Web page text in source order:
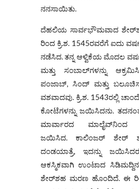
ನನಸಾಯಿತು.
ದೆಹಲಿಯ ಸಾರ್ವಭೌಮವಾದ
ರಿಂದ ಕ್ರಿ.ಶ. 1545ರವರೆಗೆ ಐದು
ನಡೆಸಿದ. ತನ್ನ ಆಳ್ವಿಕೆಯ ಮೊದಲ
ಮತ್ತು ಸಂಬಾಲ್‌ಗಳನ್ನು
ಪಂಜಾಬ್, ಸಿಂದ್ ಮತ್ತು
ವಶವಾದವು. ಕ್ರಿ.ಶ. 1543ರಲ್ಲಿ
ಕೋಟೆಗಳನ್ನು ಜಯಿಸಿದನು.
ಮಾರ್ವಾರದ ಮಾಲೈವ್‌ನಿಂದ
ಜಯಿಸಿದ. ಕಾಲಿಂಜರ್ ಶೇರ್
ದಂಡಯಾತ್ರೆ, ಇದನ್ನು
ಆಕಸ್ಮಿಕವಾಗಿ ಉಂಟಾದ
ಶೇರ್‌ಶಹ ಮರಣ ಹೊಂದಿದೆ. ಈ